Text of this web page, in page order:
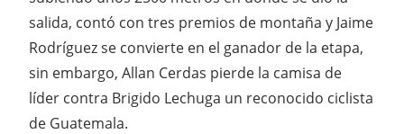
salida, contó con tres premios de montaña y Jaime
Rodríguez se convierte en el ganador de la etapa,
sin embargo, Allan Cerdas pierde la camisa de
líder contra Brigido Lechuga un reconocido ciclista
de Guatemala.